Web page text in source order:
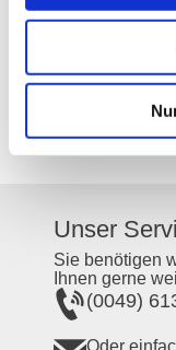
Klostergasse 3
Tel:(0049)
E-Mail:
Unser
Sie benötigen
Ihnen gerne
(0049)
Oder